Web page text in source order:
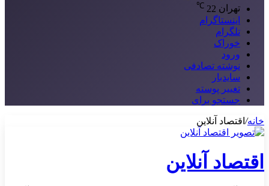
تهران 22
℃
اینستاگرام
تلگرام
خوراک
ورود
نوشته تصادفی
سایدبار
تغییر پوسته
جستجو برای
خانه/ اقتصاد آنلاین
اقتصاد آنلاین